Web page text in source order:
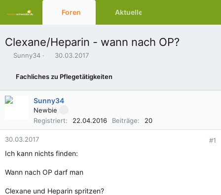
Foren Aktuelles
Clexane/Heparin - wann nach OP?
E
e
Sunny34
E
t
e
l
l
t
30.03.2017
Fachliches zu Pflegetätigkeiten
Sunny34
Newbie
Registriert
22.04.2016 Beiträge 20
30.03.2017 #1
Ich kann nichts finden:
Wann nach OP darf man
Clexane und Heparin spritzen?